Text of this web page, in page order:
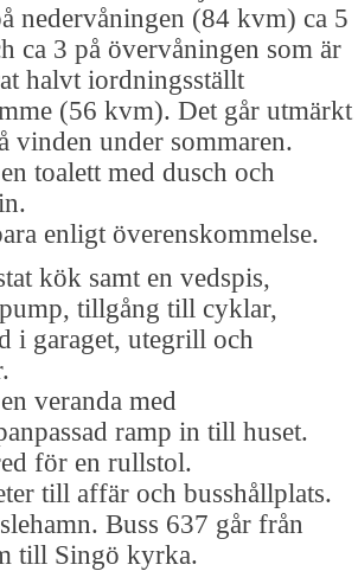
nedervåningen (84 kvm) ca 5
ca 3 på övervåningen som är
halvt iordningsställt
(56 kvm). Det går utmärkt
vinden under sommaren.
toalett med dusch och
enligt överenskommelse.
kök samt en vedspis,
tillgång till cyklar,
i garaget, utegrill och
veranda med
ramp in till huset.
för en rullstol.
till affär och busshållplats.
Buss 637 går från
till Singö kyrka.